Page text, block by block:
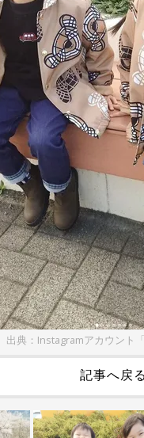
出典：Instagramアカウント
記事へ戻る